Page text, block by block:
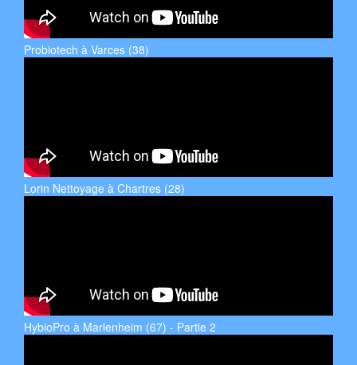
Probiotech à Varces (38)
Lorin Nettoyage à Chartres (28)
HybioPro à Marlenheim (67) - Partie 2